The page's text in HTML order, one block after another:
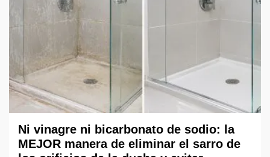
Ni vinagre ni bicarbonato de sodio: la
MEJOR manera de eliminar el sarro de